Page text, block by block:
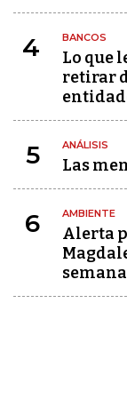
4 BANCOS
Lo que
retirar
5 ANÁLISIS
Las
6 AMBIENTE
Alerta
semana